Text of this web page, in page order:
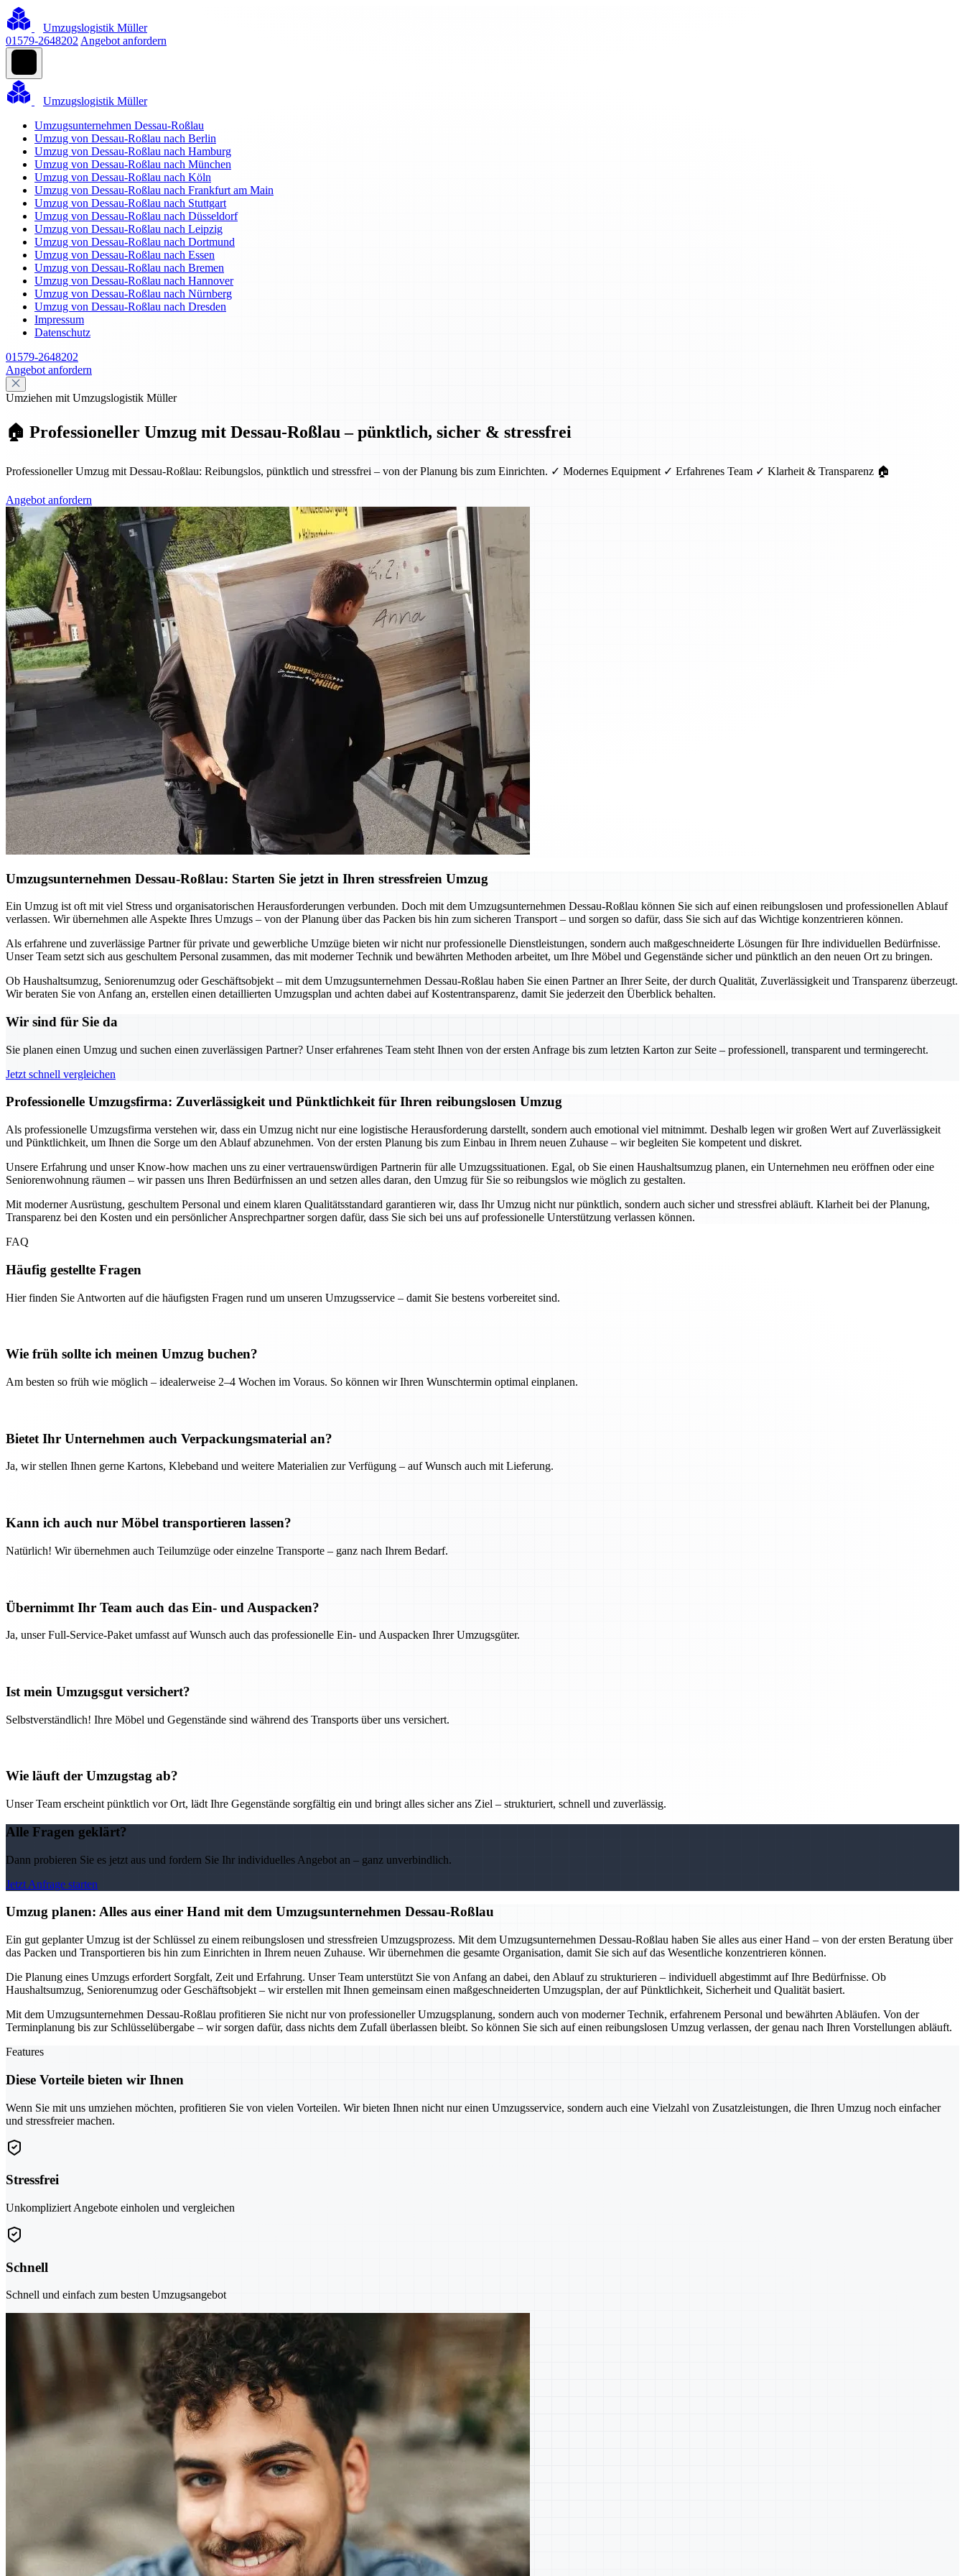
Umzugslogistik Müller
01579-2648202 Angebot anfordern
Umzugslogistik Müller
Umzugsunternehmen Dessau-Roßlau
Umzug von Dessau-Roßlau nach Berlin
Umzug von Dessau-Roßlau nach Hamburg
Umzug von Dessau-Roßlau nach München
Umzug von Dessau-Roßlau nach Köln
Umzug von Dessau-Roßlau nach Frankfurt am Main
Umzug von Dessau-Roßlau nach Stuttgart
Umzug von Dessau-Roßlau nach Düsseldorf
Umzug von Dessau-Roßlau nach Leipzig
Umzug von Dessau-Roßlau nach Dortmund
Umzug von Dessau-Roßlau nach Essen
Umzug von Dessau-Roßlau nach Bremen
Umzug von Dessau-Roßlau nach Hannover
Umzug von Dessau-Roßlau nach Nürnberg
Umzug von Dessau-Roßlau nach Dresden
Impressum
Datenschutz
01579-2648202
Angebot anfordern
Umziehen mit Umzugslogistik Müller
🏠 Professioneller Umzug mit Dessau-Roßlau – pünktlich, sicher & stressfrei
Professioneller Umzug mit Dessau-Roßlau: Reibungslos, pünktlich und stressfrei – von der Planung bis zum Einrichten. ✓ Modernes Equipment ✓ Erfahrenes Team ✓ Klarheit & Transparenz 🏠
Angebot anfordern
Umzugsunternehmen Dessau-Roßlau: Starten Sie jetzt in Ihren stressfreien Umzug
Ein Umzug ist oft mit viel Stress und organisatorischen Herausforderungen verbunden. Doch mit dem Umzugsunternehmen Dessau-Roßlau können Sie sich auf einen reibungslosen und professionellen Ablauf
verlassen. Wir übernehmen alle Aspekte Ihres Umzugs – von der Planung über das Packen bis hin zum sicheren Transport – und sorgen so dafür, dass Sie sich auf das Wichtige konzentrieren können.
Als erfahrene und zuverlässige Partner für private und gewerbliche Umzüge bieten wir nicht nur professionelle Dienstleistungen, sondern auch maßgeschneiderte Lösungen für Ihre individuellen Bedürfnisse.
Unser Team setzt sich aus geschultem Personal zusammen, das mit moderner Technik und bewährten Methoden arbeitet, um Ihre Möbel und Gegenstände sicher und pünktlich an den neuen Ort zu bringen.
Ob Haushaltsumzug, Seniorenumzug oder Geschäftsobjekt – mit dem Umzugsunternehmen Dessau-Roßlau haben Sie einen Partner an Ihrer Seite, der durch Qualität, Zuverlässigkeit und Transparenz überzeugt.
Wir beraten Sie von Anfang an, erstellen einen detaillierten Umzugsplan und achten dabei auf Kostentransparenz, damit Sie jederzeit den Überblick behalten.
Wir sind für Sie da
Sie planen einen Umzug und suchen einen zuverlässigen Partner? Unser erfahrenes Team steht Ihnen von der ersten Anfrage bis zum letzten Karton zur Seite – professionell, transparent und termingerecht.
Jetzt schnell vergleichen
Professionelle Umzugsfirma: Zuverlässigkeit und Pünktlichkeit für Ihren reibungslosen Umzug
Als professionelle Umzugsfirma verstehen wir, dass ein Umzug nicht nur eine logistische Herausforderung darstellt, sondern auch emotional viel mitnimmt. Deshalb legen wir großen Wert auf Zuverlässigkeit
und Pünktlichkeit, um Ihnen die Sorge um den Ablauf abzunehmen. Von der ersten Planung bis zum Einbau in Ihrem neuen Zuhause – wir begleiten Sie kompetent und diskret.
Unsere Erfahrung und unser Know-how machen uns zu einer vertrauenswürdigen Partnerin für alle Umzugssituationen. Egal, ob Sie einen Haushaltsumzug planen, ein Unternehmen neu eröffnen oder eine
Seniorenwohnung räumen – wir passen uns Ihren Bedürfnissen an und setzen alles daran, den Umzug für Sie so reibungslos wie möglich zu gestalten.
Mit moderner Ausrüstung, geschultem Personal und einem klaren Qualitätsstandard garantieren wir, dass Ihr Umzug nicht nur pünktlich, sondern auch sicher und stressfrei abläuft. Klarheit bei der Planung,
Transparenz bei den Kosten und ein persönlicher Ansprechpartner sorgen dafür, dass Sie sich bei uns auf professionelle Unterstützung verlassen können.
FAQ
Häufig gestellte Fragen
Hier finden Sie Antworten auf die häufigsten Fragen rund um unseren Umzugsservice – damit Sie bestens vorbereitet sind.
Wie früh sollte ich meinen Umzug buchen?
Am besten so früh wie möglich – idealerweise 2–4 Wochen im Voraus. So können wir Ihren Wunschtermin optimal einplanen.
Bietet Ihr Unternehmen auch Verpackungsmaterial an?
Ja, wir stellen Ihnen gerne Kartons, Klebeband und weitere Materialien zur Verfügung – auf Wunsch auch mit Lieferung.
Kann ich auch nur Möbel transportieren lassen?
Natürlich! Wir übernehmen auch Teilumzüge oder einzelne Transporte – ganz nach Ihrem Bedarf.
Übernimmt Ihr Team auch das Ein- und Auspacken?
Ja, unser Full-Service-Paket umfasst auf Wunsch auch das professionelle Ein- und Auspacken Ihrer Umzugsgüter.
Ist mein Umzugsgut versichert?
Selbstverständlich! Ihre Möbel und Gegenstände sind während des Transports über uns versichert.
Wie läuft der Umzugstag ab?
Unser Team erscheint pünktlich vor Ort, lädt Ihre Gegenstände sorgfältig ein und bringt alles sicher ans Ziel – strukturiert, schnell und zuverlässig.
Alle Fragen geklärt?
Dann probieren Sie es jetzt aus und fordern Sie Ihr individuelles Angebot an – ganz unverbindlich.
Jetzt Anfrage starten
Umzug planen: Alles aus einer Hand mit dem Umzugsunternehmen Dessau-Roßlau
Ein gut geplanter Umzug ist der Schlüssel zu einem reibungslosen und stressfreien Umzugsprozess. Mit dem Umzugsunternehmen Dessau-Roßlau haben Sie alles aus einer Hand – von der ersten Beratung über
das Packen und Transportieren bis hin zum Einrichten in Ihrem neuen Zuhause. Wir übernehmen die gesamte Organisation, damit Sie sich auf das Wesentliche konzentrieren können.
Die Planung eines Umzugs erfordert Sorgfalt, Zeit und Erfahrung. Unser Team unterstützt Sie von Anfang an dabei, den Ablauf zu strukturieren – individuell abgestimmt auf Ihre Bedürfnisse. Ob
Haushaltsumzug, Seniorenumzug oder Geschäftsobjekt – wir erstellen mit Ihnen gemeinsam einen maßgeschneiderten Umzugsplan, der auf Pünktlichkeit, Sicherheit und Qualität basiert.
Mit dem Umzugsunternehmen Dessau-Roßlau profitieren Sie nicht nur von professioneller Umzugsplanung, sondern auch von moderner Technik, erfahrenem Personal und bewährten Abläufen. Von der
Terminplanung bis zur Schlüsselübergabe – wir sorgen dafür, dass nichts dem Zufall überlassen bleibt. So können Sie sich auf einen reibungslosen Umzug verlassen, der genau nach Ihren Vorstellungen abläuft.
Features
Diese Vorteile bieten wir Ihnen
Wenn Sie mit uns umziehen möchten, profitieren Sie von vielen Vorteilen. Wir bieten Ihnen nicht nur einen Umzugsservice, sondern auch eine Vielzahl von Zusatzleistungen, die Ihren Umzug noch einfacher
und stressfreier machen.
Stressfrei
Unkompliziert Angebote einholen und vergleichen
Schnell
Schnell und einfach zum besten Umzugsangebot